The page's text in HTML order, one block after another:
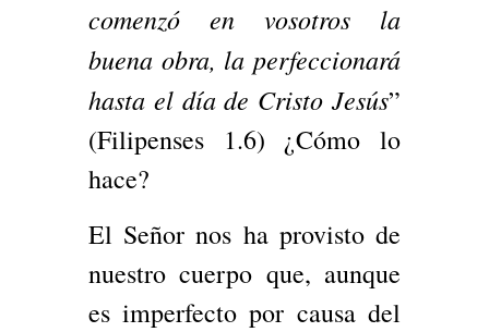
comenzó en vosotros la
buena obra, la perfeccionará
hasta el día de Cristo Jesús”
(Filipenses 1.6) ¿Cómo lo
hace?
El Señor nos ha provisto de
nuestro cuerpo que, aunque
es imperfecto por causa del